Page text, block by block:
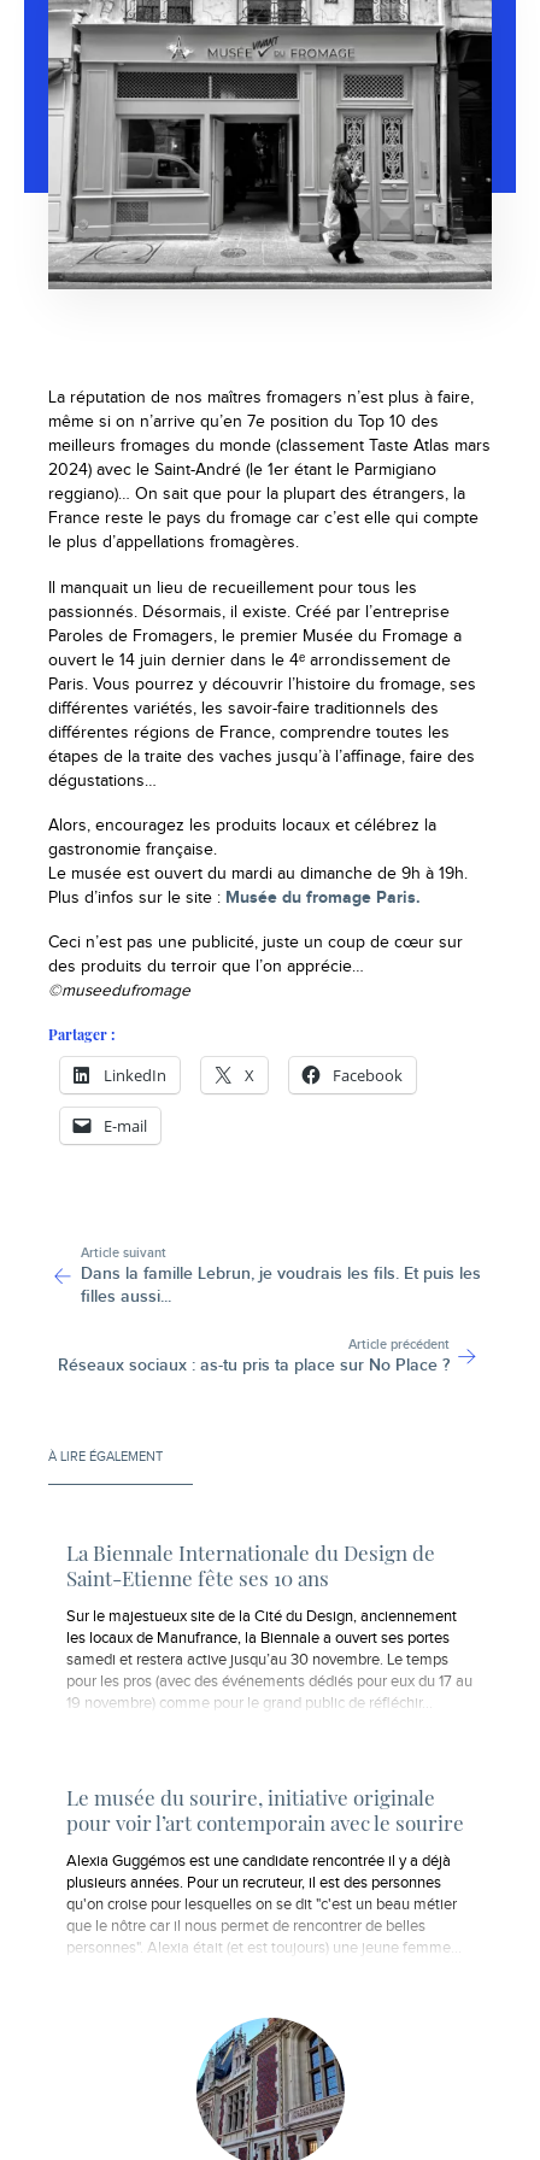
La réputation de nos maîtres fromagers n’est plus à faire,
même si on n’arrive qu’en 7e position du Top 10 des
meilleurs fromages du monde (classement Taste Atlas mars
2024) avec le Saint-André (le 1er étant le Parmigiano
reggiano)… On sait que pour la plupart des étrangers, la
France reste le pays du fromage car c’est elle qui compte
le plus d’appellations fromagères.
Il manquait un lieu de recueillement pour tous les
passionnés. Désormais, il existe. Créé par l’entreprise
Paroles de Fromagers, le premier Musée du Fromage a
ouvert le 14 juin dernier dans le 4ᵉ arrondissement de
Paris. Vous pourrez y découvrir l’histoire du fromage, ses
différentes variétés, les savoir-faire traditionnels des
différentes régions de France, comprendre toutes les
étapes de la traite des vaches jusqu’à l’affinage, faire des
dégustations…
Alors, encouragez les produits locaux et célébrez la
gastronomie française.
Le musée est ouvert du mardi au dimanche de 9h à 19h.
Plus d’infos sur le site : Musée du fromage Paris.
Ceci n’est pas une publicité, juste un coup de cœur sur
des produits du terroir que l’on apprécie…
©museedufromage
Partager :
LinkedIn X Facebook
E-mail
Article suivant
Dans la famille Lebrun, je voudrais les fils. Et puis les
filles aussi...
Article précédent
Réseaux sociaux : as-tu pris ta place sur No Place ?
À LIRE ÉGALEMENT
La Biennale Internationale du Design de
Saint-Etienne fête ses 10 ans
Sur le majestueux site de la Cité du Design, anciennement
les locaux de Manufrance, la Biennale a ouvert ses portes
samedi et restera active jusqu’au 30 novembre. Le temps
pour les pros (avec des événements dédiés pour eux du 17 au
19 novembre) comme pour le grand public de réfléchir…
Le musée du sourire, initiative originale
pour voir l’art contemporain avec le sourire
Alexia Guggémos est une candidate rencontrée il y a déjà
plusieurs années. Pour un recruteur, il est des personnes
qu'on croise pour lesquelles on se dit "c'est un beau métier
que le nôtre car il nous permet de rencontrer de belles
personnes". Alexia était (et est toujours) une jeune femme…